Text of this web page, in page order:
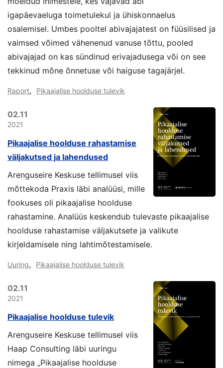
igapäevaeluga toimetulekul ja ühiskonnaelus
osalemisel. Umbes pooltel abivajajatest on füüsilised ja
vaimsed võimed vähenenud vanuse tõttu, pooled
abivajajad on kas sündinud erivajadusega või on see
tekkinud mõne õnnetuse või haiguse tagajärjel.
Raport, Pikaajalise hoolduse tulevik
02.11
2021
Pikaajalise hoolduse rahastamise
väljakutsed ja lahendused
Arenguseire Keskuse tellimusel viis
mõttekoda Praxis läbi analüüsi, mille
fookuses oli pikaajalise hoolduse
rahastamine. Analüüs keskendub tulevaste pikaajalise
hoolduse rahastamise väljakutsete ja valikute
kirjeldamisele ning lahtimõtestamisele.
Uuring, Pikaajalise hoolduse tulevik
02.11
2021
Pikaajalise hoolduse tulevik
Arenguseire Keskuse tellimusel viis
Haap Consulting läbi uuringu
nimega „Pikaajalise hoolduse